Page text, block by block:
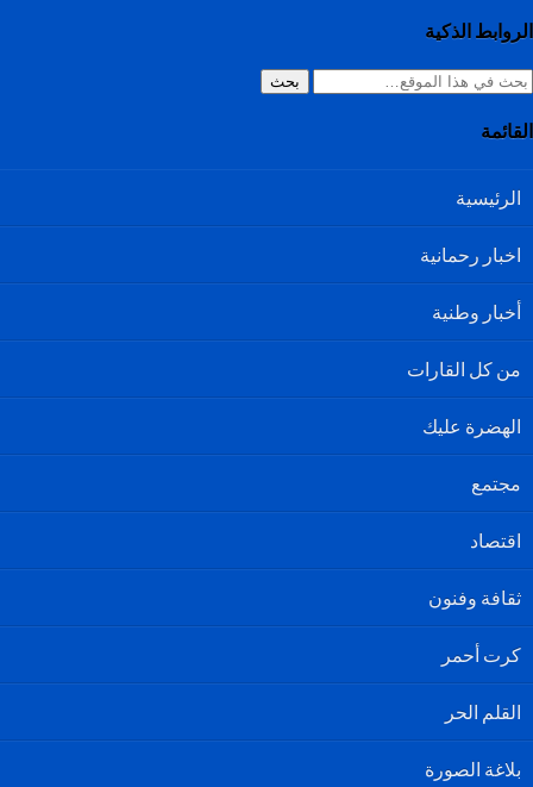
الروابط الذكية
بحث
القائمة
الرئيسية
اخبار رحمانية
أخبار وطنية
من كل القارات
الهضرة عليك
مجتمع
اقتصاد
ثقافة وفنون
كرت أحمر
القلم الحر
بلاغة الصورة